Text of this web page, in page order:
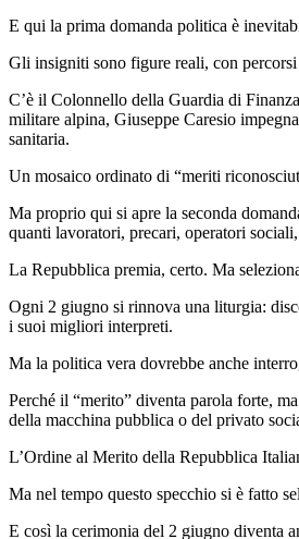
E qui la prima domanda politica è
Gli insigniti sono figure reali, con
C’è il Colonnello della Guardia di
militare alpina, Giuseppe Caresio
sanitaria.
Un mosaico ordinato di “meriti
Ma proprio qui si apre la seconda
quanti lavoratori, precari, operatori
La Repubblica premia, certo. Ma
Ogni 2 giugno si rinnova una liturgia:
i suoi migliori interpreti.
Ma la politica vera dovrebbe anche
Perché il “merito” diventa parola forte,
della macchina pubblica o del privato
L’Ordine al Merito della Repubblica
Ma nel tempo questo specchio si è fatto
E così la cerimonia del 2 giugno diventa